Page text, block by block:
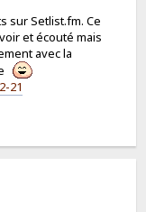
sur Setlist.fm. Ce
et écouté mais
avec la
21